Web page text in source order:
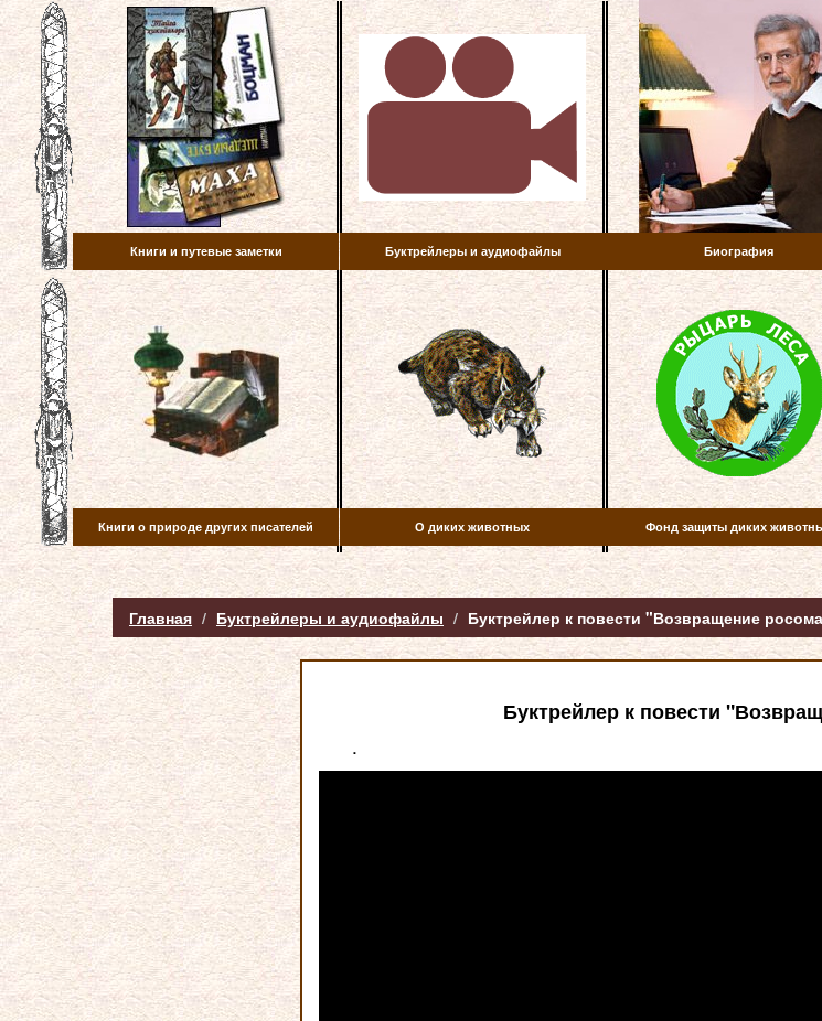
Книги и путевые заметки Буктрейлеры и аудиофайлы Биография
Книги о природе других писателей О диких животных Фонд защиты диких
Главная Буктрейлеры и аудиофайлы Буктрейлер к повести "Возвращение
Буктрейлер к повести
.